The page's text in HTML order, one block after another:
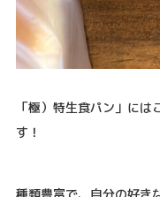
「極）特生食パン」に
す！